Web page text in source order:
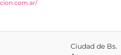
Ciudad de Bs.